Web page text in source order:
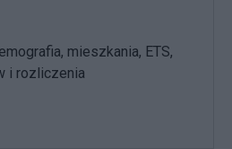
mieszkania, ETS,
i rozliczenia